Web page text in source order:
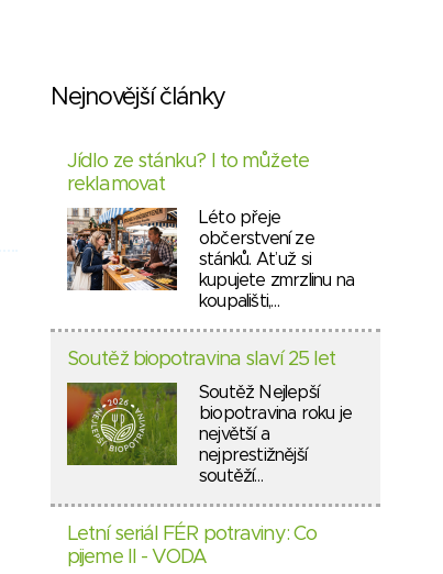
Nejnovější články
Jídlo ze stánku? I to můžete
reklamovat
Léto přeje
občerstvení ze
stánků. Ať už si
kupujete zmrzlinu na
koupališti,…
Soutěž biopotravina slaví 25 let
Soutěž Nejlepší
biopotravina roku je
největší a
nejprestižnější
soutěží…
Letní seriál FÉR potraviny: Co
pijeme II - VODA